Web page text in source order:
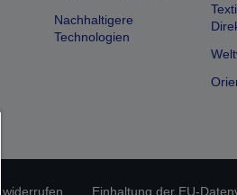
Nachhaltigere
Technologien
widerrufen Einhaltung der EU-